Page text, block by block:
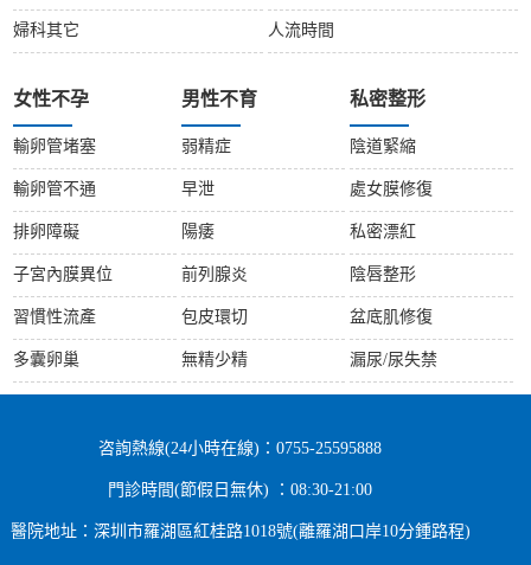
婦科其它 人流時間
女性不孕
輸卵管堵塞
輸卵管不通
排卵障礙
子宮內膜異位
習慣性流產
多囊卵巢
男性不育
弱精症
早泄
陽痿
前列腺炎
包皮環切
無精少精
私密整形
陰道緊縮
處女膜修復
私密漂紅
陰唇整形
盆底肌修復
漏尿/尿失禁
咨詢熱線(24小時在線)：0755-25595888
門診時間(節假日無休) ：08:30-21:00
醫院地址：深圳市羅湖區紅桂路1018號(離羅湖口岸10分鍾路程)